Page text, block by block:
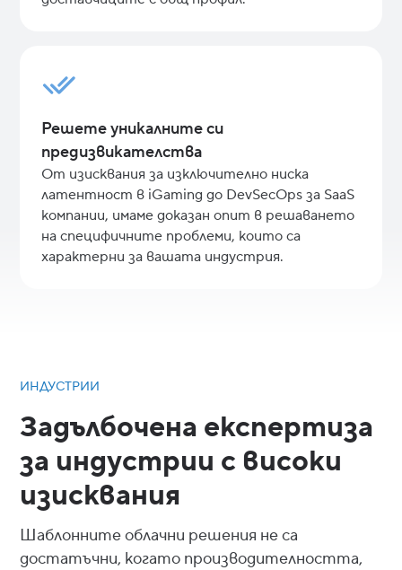
Решете уникалните си
предизвикателства
От изисквания за изключително ниска
латентност в iGaming до DevSecOps за SaaS
компании, имаме доказан опит в решаването
на специфичните проблеми, които са
характерни за вашата индустрия.
ИНДУСТРИИ
Задълбочена експертиза
за индустрии с високи
изисквания
Шаблонните облачни решения не са
достатъчни, когато производителността,